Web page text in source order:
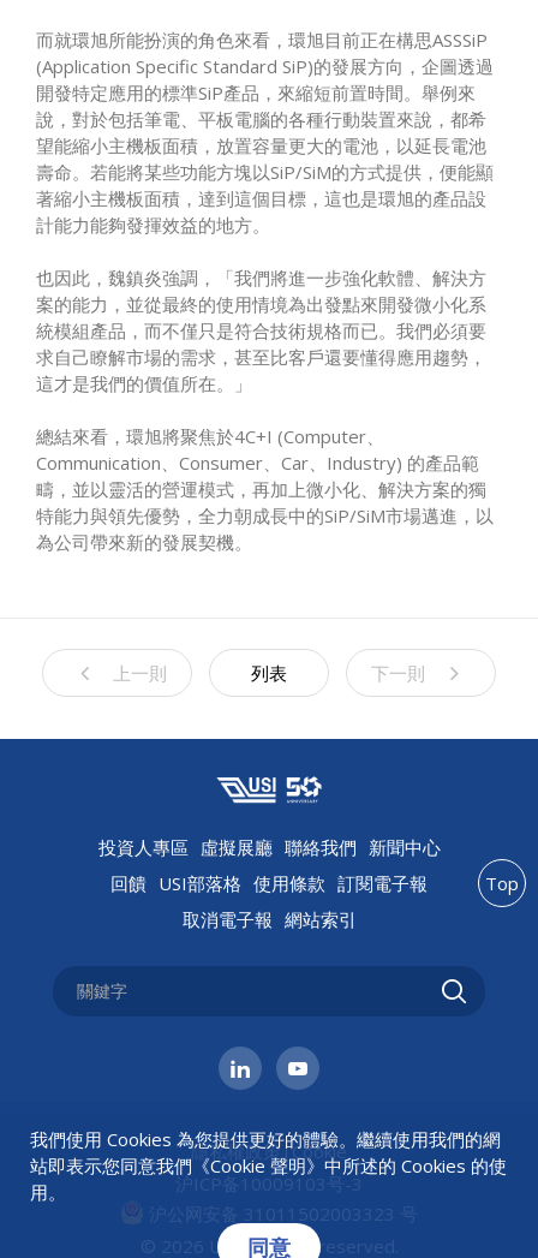
而就環旭所能扮演的角色來看，環旭目前正在構思ASSSiP
(Application Specific Standard SiP)的發展方向，企圖透過
開發特定應用的標準SiP產品，來縮短前置時間。舉例來
說，對於包括筆電、平板電腦的各種行動裝置來說，都希
望能縮小主機板面積，放置容量更大的電池，以延長電池
壽命。若能將某些功能方塊以SiP/SiM的方式提供，便能顯
著縮小主機板面積，達到這個目標，這也是環旭的產品設
計能力能夠發揮效益的地方。
也因此，魏鎮炎強調，「我們將進一步強化軟體、解決方
案的能力，並從最終的使用情境為出發點來開發微小化系
統模組產品，而不僅只是符合技術規格而已。我們必須要
求自己瞭解市場的需求，甚至比客戶還要懂得應用趨勢，
這才是我們的價值所在。」
總結來看，環旭將聚焦於4C+I (Computer、
Communication、Consumer、Car、Industry) 的產品範
疇，並以靈活的營運模式，再加上微小化、解決方案的獨
特能力與領先優勢，全力朝成長中的SiP/SiM市場邁進，以
為公司帶來新的發展契機。
上一則 列表 下一則
投資人專區 虛擬展廳 聯絡我們 新聞中心
回饋 USI部落格 使用條款 訂閱電子報
取消電子報 網站索引
隱私權政策 |Cookie
沪ICP备10009103号-3
沪公网安备 31011502003323 号
© 2026 USI All rights reserved.
Top
我們使用 Cookies 為您提供更好的體驗。繼續使用我們的網
站即表示您同意我們《Cookie 聲明》中所述的 Cookies 的使
用。
同意